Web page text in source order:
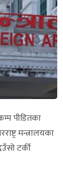
पीडितका
मन्त्रालयका
टर्की